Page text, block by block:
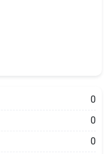
0
0
0